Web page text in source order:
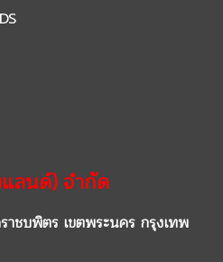
ลนด์) จำกัด
าชบพิตร เขตพระนคร กรุงเทพ